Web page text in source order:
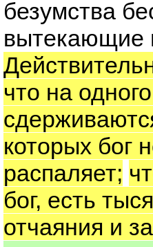
безумства
вытекающие
что на
которых бог
распаляет;
бог, есть
отчаяния и